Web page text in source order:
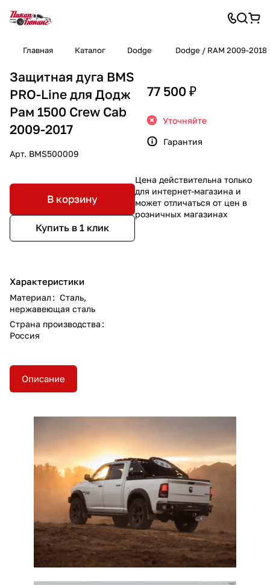
Главная Каталог Dodge Dodge / RAM 2009-2018
Защитная дуга BMS
PRO-Line для Додж
Рам 1500 Crew Cab
2009-2017
Арт. BMS500009
В корзину
Купить в 1 клик
Характеристики
Материал : Сталь,
нержавеющая сталь
Страна производства :
Россия
77 500 ₽
Уточняйте
Гарантия
Цена действительна только
для интернет-магазина и
может отличаться от цен в
розничных магазинах
Описание